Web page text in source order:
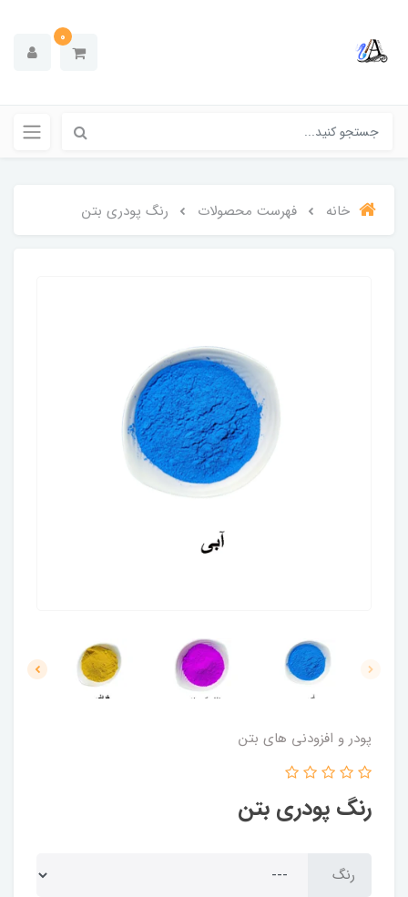
0
خانه فهرست محصولات رنگ پودری بتن
پودر و افزودنی های بتن
رنگ پودری بتن
رنگ